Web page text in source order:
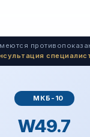
МКБ-10
W49.7